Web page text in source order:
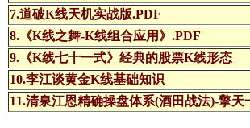
7.道破K线天机实战版.PDF
8.《K线之舞-K线组合应用》.PDF
9.《K线七十一式》经典的股票K线形态
10.李江谈黄金K线基础知识
11.清泉江恩精确操盘体系(酒田战法)-擎天